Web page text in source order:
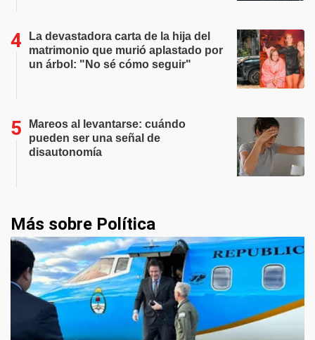
La devastadora carta de la hija del
matrimonio que murió aplastado por
un árbol: "No sé cómo seguir"
Mareos al levantarse: cuándo
pueden ser una señal de
disautonomía
Más sobre Política